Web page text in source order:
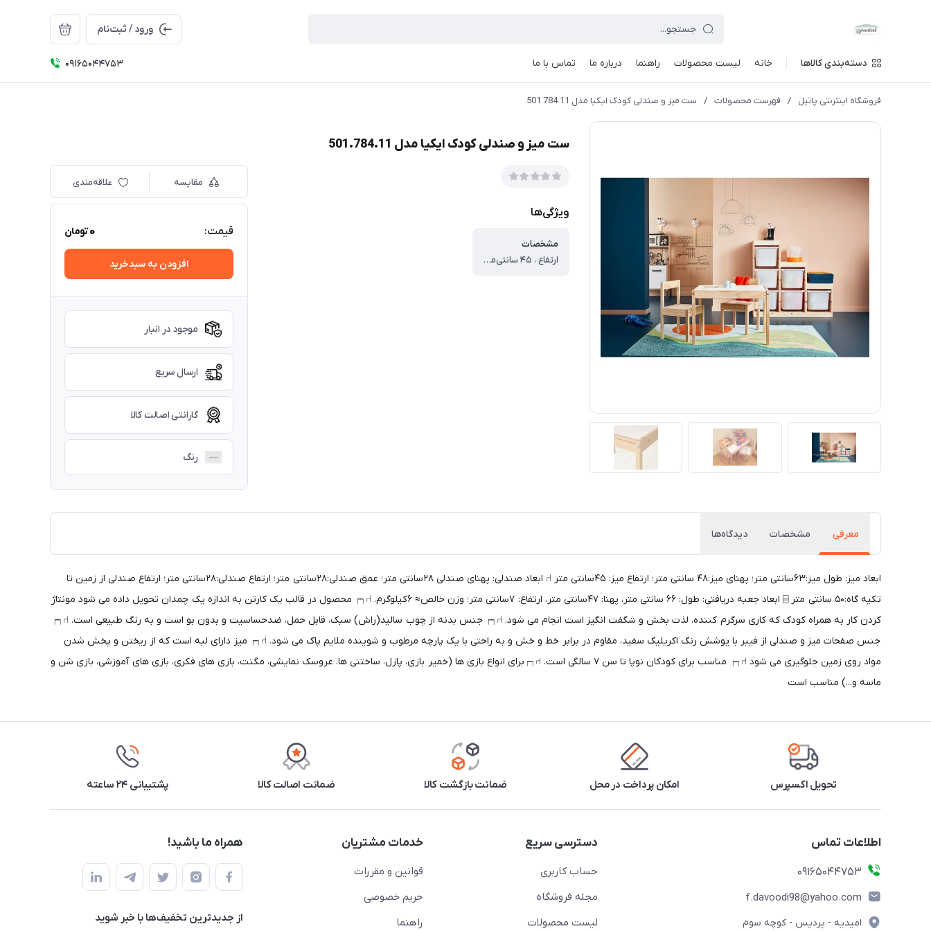
ورود / ثبت‌نام
دسته‌بندی کالاها خانه لیست محصولات راهنما درباره ما تماس با ما 09165044753
فروشگاه اینترنتی پاتیل / فهرست محصولات / ست میز و صندلی کودک ایکیا مدل 501.784.11
ست میز و صندلی کودک ایکیا مدل 501.784.11
ویژگی‌ها
مشخصات
ارتفاع ، ۴۵ سانتی‌متر ، عمق ، ۴۸ ، عرض ، ۶۳ سانتی‌متر ، وزن ، ۶ کیلوگرم ، جنس کلاف ، چوب ، جنس روکش ، ام‌دی‌اف ، مناسب برای ، پسران و دختران ، رده سنی ، ۶ -۷ ، ظرفیت وزنی ، ۴۵ ، ویژگی‌های نظافتی ، قابلیت شست‌وشوی روکش
مقایسه علاقه‌مندی
قیمت: 0تومان
افزودن به سبدخرید
موجود در انبار
ارسال سریع
گارانتی اصالت کالا
رنگ
معرفی مشخصات دیدگاه‌ها
ابعاد میز: طول میز:۶۳سانتی متر؛ پهنای میز:۴۸ سانتی متر؛ ارتفاع میز: ۴۵سانتی متر ⑁ ابعاد صندلی: پهنای صندلی ۲۸سانتی متر؛ عمق صندلی:۲۸سانتی متر؛ ارتفاع صندلی:۲۸سانتی متر؛ ارتفاع صندلی از زمین تا
تکیه گاه:۵۰ سانتی متر ⌸ ابعاد جعبه دریافتی: طول: ۶۶ سانتی متر، پهنا: ۴۷سانتی متر، ارتفاع: ۷سانتی متر؛ وزن خالص≈ ۶کیلوگرم. ⑁┑┍ محصول در قالب یک کارتن به اندازه یک چمدان تحویل داده می شود مونتاژ
کردن کار به همراه کودک که کاری سرگرم کننده، لذت بخش و شگفت انگیز است انجام می شود. ⑁┑┍ جنس بدنه از چوب سالید(راش) سبک، قابل حمل، ضدحساسیت و بدون بو است و به رنگ طبیعی است. ⑁┑┍
جنس صفحات میز و صندلی از فیبر با پوشش رنگ اکریلیک سفید، مقاوم در برابر خط و خش و به راحتی با یک پارچه مرطوب و شوینده ملایم پاک می شود. ⑁┑┍ میز دارای لبه است که از ریختن و پخش شدن
مواد روی زمین جلوگیری می شود ⑁┑┍ مناسب برای کودکان نوپا تا سن ۷ سالگی است. ⑁┑┍برای انواع بازی ها (خمیر بازی، پازل، ساختنی ها، عروسک نمایشی، مگنت، بازی های فکری، بازی های آموزشی، بازی شن و
ماسه و...) مناسب است
تحویل اکسپرس امکان پرداخت در محل ضمانت بازگشت کالا ضمانت اصالت کالا پشتیبانی ۲۴ ساعته
اطلاعات تماس
09165044753
f.davoodi98@yahoo.com
امیدیه - پردیس - کوچه سوم
دسترسی سریع
حساب کاربری
مجله فروشگاه
لیست محصولات
خدمات مشتریان
قوانین و مقررات
حریم خصوصی
راهنما
همراه ما باشید!
از جدید‌ترین تخفیف‌ها با‌ خبر شوید